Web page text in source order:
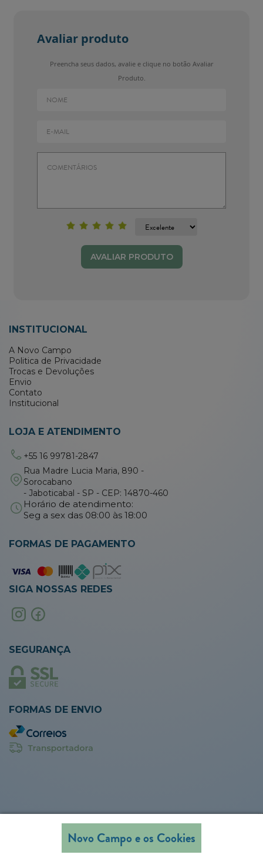
Avaliar produto
Preencha seus dados, avalie e clique no botão Avaliar
Produto.
AVALIAR PRODUTO
INSTITUCIONAL
A Novo Campo
Politica de Privacidade
Trocas e Devoluções
Envio
Contato
Institucional
LOJA E ATENDIMENTO
+55 16 99781-2847
Rua Madre Lucia Maria, 890 -
Sorocabano
- Jaboticabal - SP - CEP: 14870-460
Horário de atendimento:
Seg a sex das 08:00 às 18:00
FORMAS DE PAGAMENTO
SIGA NOSSAS REDES
SEGURANÇA
FORMAS DE ENVIO
Novo Campo e os Cookies